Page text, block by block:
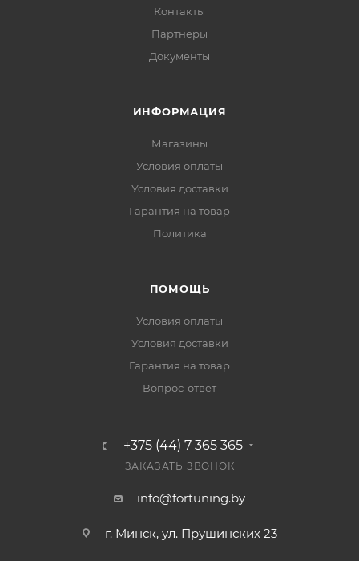
Контакты
Партнеры
Документы
ИНФОРМАЦИЯ
Магазины
Условия оплаты
Условия доставки
Гарантия на товар
Политика
ПОМОЩЬ
Условия оплаты
Условия доставки
Гарантия на товар
Вопрос-ответ
+375 (44) 7 365 365
ЗАКАЗАТЬ ЗВОНОК
info@fortuning.by
г. Минск, ул. Прушинских 23